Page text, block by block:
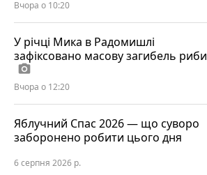
Вчора о 10:20
У річці Мика в Радомишлі
зафіксовано масову загибель риби
photo_camera
Вчора о 12:20
Яблучний Спас 2026 — що суворо
заборонено робити цього дня
6 серпня 2026 р.